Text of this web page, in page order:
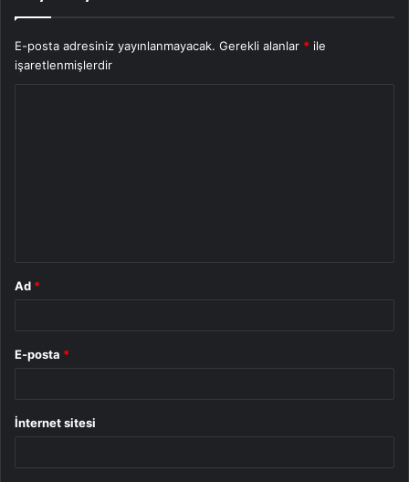
E-posta adresiniz yayınlanmayacak. Gerekli alanlar * ile
işaretlenmişlerdir
Ad *
E-posta *
İnternet sitesi